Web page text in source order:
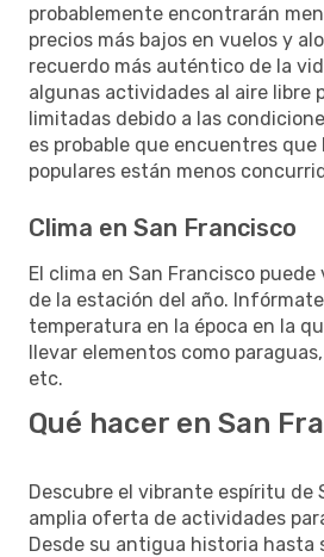
probablemente encontrarán
precios más bajos en vuelos y
recuerdo más auténtico de la
algunas actividades al aire libre
limitadas debido a las
es probable que encuentres
populares están menos
Clima en San Francisco
El clima en San Francisco
de la estación del año.
temperatura en la época en la
llevar elementos como
etc.
Qué hacer en San
Descubre el vibrante espíritu de
amplia oferta de actividades
Desde su antigua historia hasta